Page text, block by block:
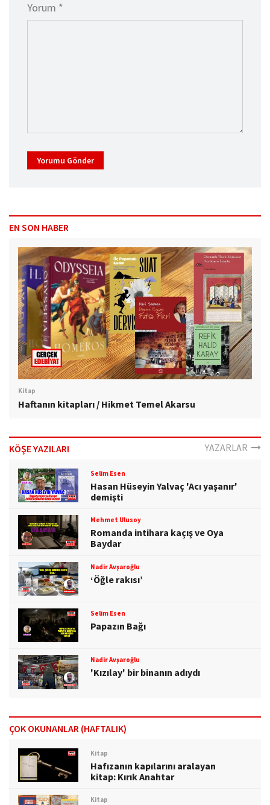
Yorum *
Yorumu Gönder
EN SON HABER
Kitap
Haftanın kitapları / Hikmet Temel Akarsu
KÖŞE YAZILARI YAZARLAR
Selim Esen
Hasan Hüseyin Yalvaç 'Acı yaşanır'
demişti
Mehmet Ulusoy
Romanda intihara kaçış ve Oya
Baydar
Nadir Avşaroğlu
‘Öğle rakısı’
Selim Esen
Papazın Bağı
Nadir Avşaroğlu
'Kızılay' bir binanın adıydı
ÇOK OKUNANLAR (HAFTALIK)
Kitap
Hafızanın kapılarını aralayan
kitap: Kırık Anahtar
Kitap